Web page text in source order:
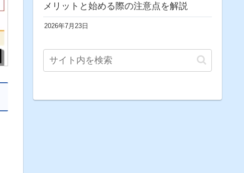
メリットと始める際の注意点を解説
2026年7月23日